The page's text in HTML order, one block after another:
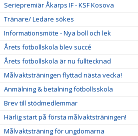
Seriepremiär Åkarps IF - KSF Kosova
Tränare/ Ledare sökes
Informationsmöte - Nya boll och lek
Årets fotbollskola blev succé
Årets fotbollskola är nu fulltecknad
Målvaktsträningen flyttad nästa vecka!
Anmälning & betalning fotbollsskola
Brev till stödmedlemmar
Härlig start på första målvaktsträningen!
Målvaktsträning för ungdomarna